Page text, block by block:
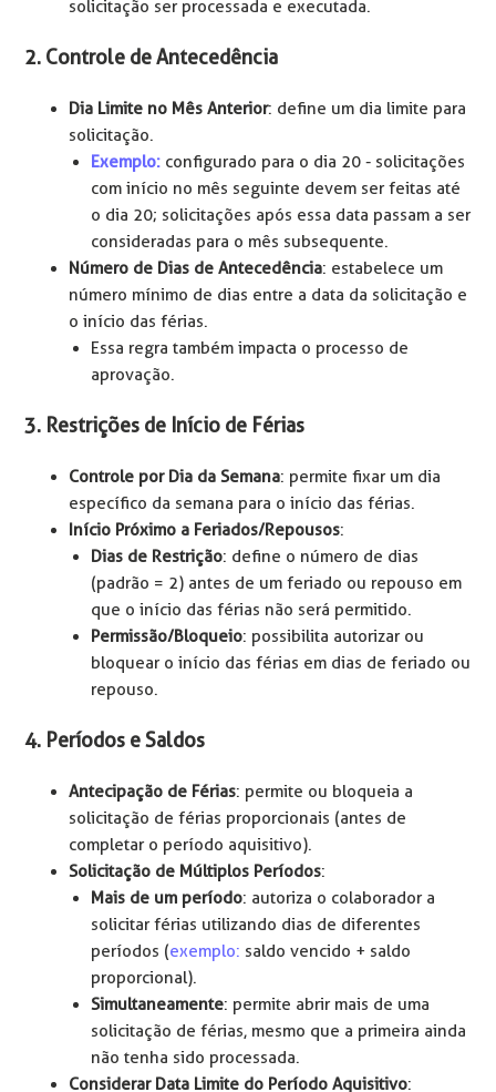
solicitação ser processada e executada.
2. Controle de Antecedência
Dia Limite no Mês Anterior: define um dia limite para
solicitação.
Exemplo: configurado para o dia 20 - solicitações
com início no mês seguinte devem ser feitas até
o dia 20; solicitações após essa data passam a ser
consideradas para o mês subsequente.
Número de Dias de Antecedência: estabelece um
número mínimo de dias entre a data da solicitação e
o início das férias.
Essa regra também impacta o processo de
aprovação.
3. Restrições de Início de Férias
Controle por Dia da Semana: permite fixar um dia
específico da semana para o início das férias.
Início Próximo a Feriados/Repousos:
Dias de Restrição: define o número de dias
(padrão = 2) antes de um feriado ou repouso em
que o início das férias não será permitido.
Permissão/Bloqueio: possibilita autorizar ou
bloquear o início das férias em dias de feriado ou
repouso.
4. Períodos e Saldos
Antecipação de Férias: permite ou bloqueia a
solicitação de férias proporcionais (antes de
completar o período aquisitivo).
Solicitação de Múltiplos Períodos:
Mais de um período: autoriza o colaborador a
solicitar férias utilizando dias de diferentes
períodos (exemplo: saldo vencido + saldo
proporcional).
Simultaneamente: permite abrir mais de uma
solicitação de férias, mesmo que a primeira ainda
não tenha sido processada.
Considerar Data Limite do Período Aquisitivo: